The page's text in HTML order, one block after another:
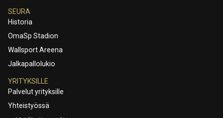
SEURA
Historia
OmaSp Stadion
Wallsport Areena
Jalkapallolukio
YRITYKSILLE
Palvelut yrityksille
Yhteistyössä